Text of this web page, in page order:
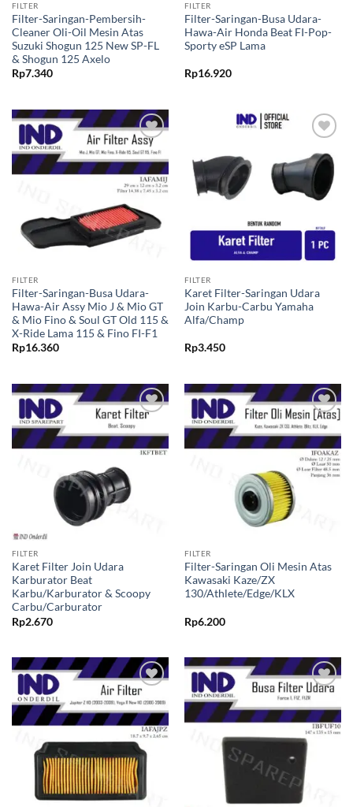
FILTER
Filter-Saringan-Pembersih-
Cleaner Oli-Oil Mesin Atas
Suzuki Shogun 125 New SP-FL
& Shogun 125 Axelo
Rp7.340
FILTER
Filter-Saringan-Busa Udara-
Hawa-Air Honda Beat FI-Pop-
Sporty eSP Lama
Rp16.920
Tambahkan
ke Wishlist
FILTER
Filter-Saringan-Busa Udara-
Hawa-Air Assy Mio J & Mio GT
& Mio Fino & Soul GT Old 115 &
X-Ride Lama 115 & Fino FI-F1
Rp16.360
ke Wishlist
FILTER
Karet Filter-Saringan Udara
Join Karbu-Carbu Yamaha
Alfa/Champ
Rp3.450
Tambahkan
ke Wishlist
FILTER
Karet Filter Join Udara
Karburator Beat
Karbu/Karburator & Scoopy
Carbu/Carburator
Rp2.670
Tambahkan
ke Wishlist
FILTER
Filter-Saringan Oli Mesin Atas
Kawasaki Kaze/ZX
130/Athlete/Edge/KLX
Rp6.200
Tambahkan
ke Wishlist
Tambahkan
ke Wishlist